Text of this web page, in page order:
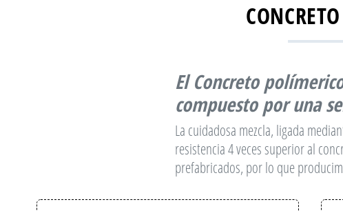
ElConcreto
compuesto por una
La cuidadosa mezcla, ligada
resistencia 4 veces superior al
prefabricados, por lo que